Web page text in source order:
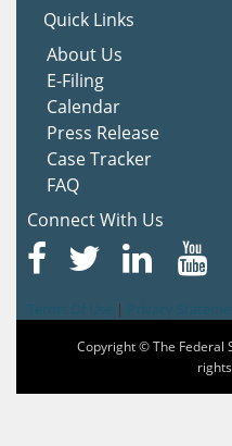
Quick Links
About Us
E-Filing
Calendar
Press Release
Case Tracker
FAQ
Connect With Us
|
Copyright © The Federal